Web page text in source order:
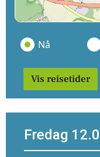
Nå
Vis reisetider
Fredag